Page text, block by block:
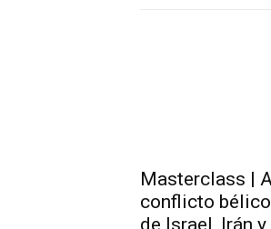
Masterclass |
conflicto